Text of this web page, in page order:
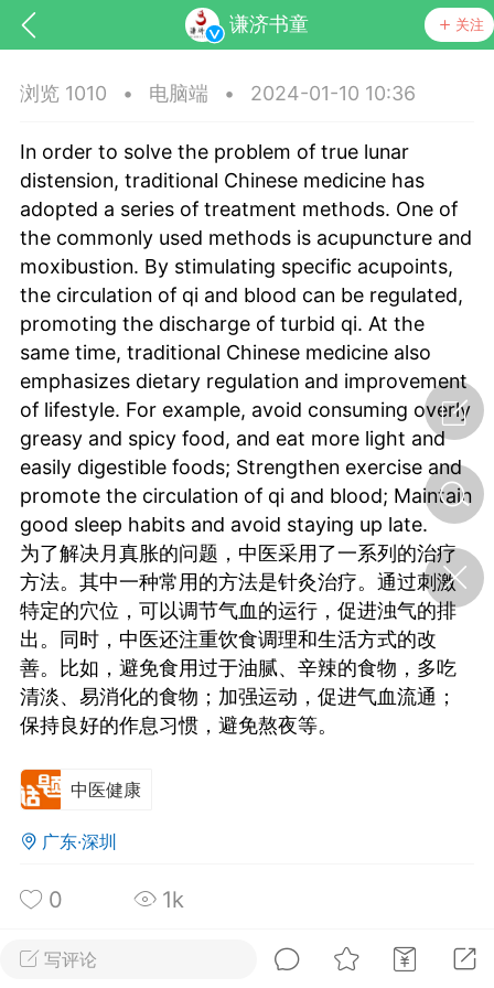
谦济书童 关注
节气气象
·特急预警】关
节返乡期间“闪
急提示
0
问答
如何购买【理肺清瘟膏】
【养正护络膏】？
小海（HAi）
时精气
谷气行、营卫通：内经视角
写评论
浏览 1010 • 电脑端 • 2024-01-10 10:36
In order to solve the problem of true lunar
distension, traditional Chinese medicine has
adopted a series of treatment methods. One of
the commonly used methods is acupuncture and
moxibustion. By stimulating specific acupoints,
the circulation of qi and blood can be regulated,
promoting the discharge of turbid qi. At the
same time, traditional Chinese medicine also
emphasizes dietary regulation and improvement
of lifestyle. For example, avoid consuming overly
greasy and spicy food, and eat more light and
easily digestible foods; Strengthen exercise and
promote the circulation of qi and blood; Maintain
good sleep habits and avoid staying up late.
为了解决月真胀的问题，中医采用了一系列的治疗
方法。其中一种常用的方法是针灸治疗。通过刺激
特定的穴位，可以调节气血的运行，促进浊气的排
出。同时，中医还注重饮食调理和生活方式的改
善。比如，避免食用过于油腻、辛辣的食物，多吃
清淡、易消化的食物；加强运动，促进气血流通；
保持良好的作息习惯，避免熬夜等。
中医健康
广东·深圳
0 1k
倒序